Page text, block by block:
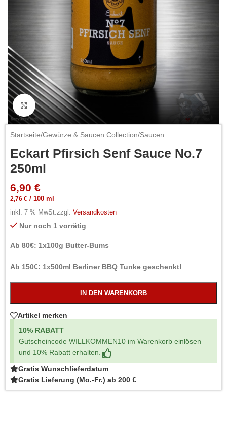
Click to enlarge
Startseite/Gewürze & Saucen Collection/Saucen
Eckart Pfirsich Senf Sauce No.7
250ml
6,90 €
2,76 € / 100 ml
inkl. 7 % MwSt.zzgl. Versandkosten
Nur noch 1 vorrätig
Ab 80€: 1x100g Butter-Bums
Ab 150€: 1x500ml Berliner BBQ Tunke geschenkt!
IN DEN WARENKORB
Artikel merken
10% RABATT
Gutscheincode WILLKOMMEN10 im Warenkorb einlösen
und 10% Rabatt erhalten.
Gratis Wunschlieferdatum
Gratis Lieferung (Mo.-Fr.) ab 200 €